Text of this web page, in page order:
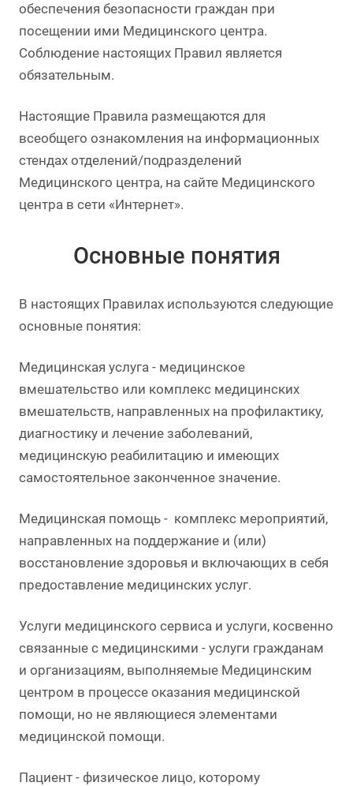
обеспечения безопасности граждан при
посещении ими Медицинского центра.
Соблюдение настоящих Правил является
обязательным.
Настоящие Правила размещаются для
всеобщего ознакомления на информационных
стендах отделений/подразделений
Медицинского центра, на сайте Медицинского
центра в сети «Интернет».
Основные понятия
В настоящих Правилах используются следующие
основные понятия:
Медицинская услуга - медицинское
вмешательство или комплекс медицинских
вмешательств, направленных на профилактику,
диагностику и лечение заболеваний,
медицинскую реабилитацию и имеющих
самостоятельное законченное значение.
Медицинская помощь - комплекс мероприятий,
направленных на поддержание и (или)
восстановление здоровья и включающих в себя
предоставление медицинских услуг.
Услуги медицинского сервиса и услуги, косвенно
связанные с медицинскими - услуги гражданам
и организациям, выполняемые Медицинским
центром в процессе оказания медицинской
помощи, но не являющиеся элементами
медицинской помощи.
Пациент - физическое лицо, которому